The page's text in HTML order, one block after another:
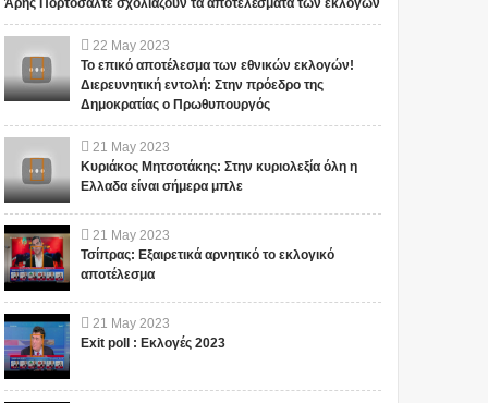
Άρης Πορτοσάλτε σχολιάζουν τα αποτελέσματα των εκλογών
22 May 2023
Το επικό αποτέλεσμα των εθνικών εκλογών!
Διερευνητική εντολή: Στην πρόεδρο της
Δημοκρατίας ο Πρωθυπουργός
21 May 2023
Κυριάκος Μητσοτάκης: Στην κυριολεξία όλη η
Ελλαδα είναι σήμερα μπλε
21 May 2023
Τσίπρας: Εξαιρετικά αρνητικό το εκλογικό
αποτέλεσμα
21 May 2023
Exit poll : Εκλογές 2023